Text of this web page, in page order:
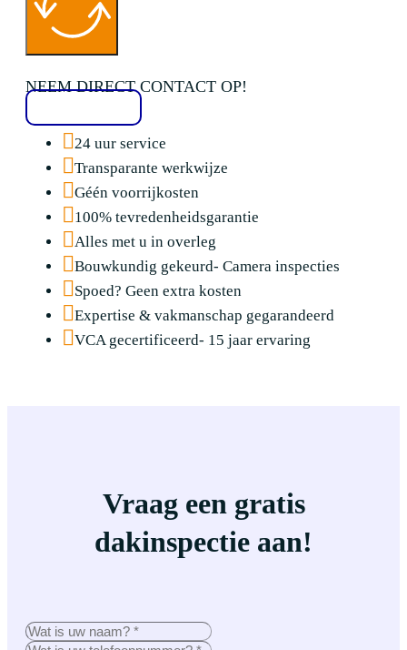
NEEM DIRECT CONTACT OP!
24 uur service
Transparante werkwijze
Géén voorrijkosten
100% tevredenheidsgarantie
Alles met u in overleg
Bouwkundig gekeurd- Camera inspecties
Spoed? Geen extra kosten
Expertise & vakmanschap gegarandeerd
VCA gecertificeerd- 15 jaar ervaring
Vraag een gratis
dakinspectie aan!